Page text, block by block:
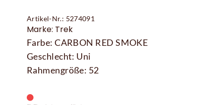
Artikel-Nr.: 5274091
Marke: Trek
Farbe: CARBON RED SMOKE
Geschlecht: Uni
Rahmengröße: 52